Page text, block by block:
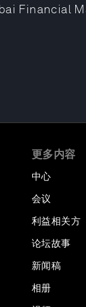
Financial
更多内容
中心
会议
利益相关方
论坛故事
新闻稿
相册